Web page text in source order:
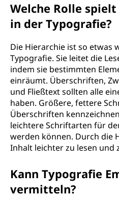
Welche Rolle
in der Typografie?
Die Hierarchie ist so etwas
Typografie. Sie leitet die
indem sie bestimmten
einräumt. Überschriften,
und Fließtext sollten alle
haben. Größere, fettere
Überschriften
leichtere Schriftarten für
werden können. Durch die
Inhalt leichter zu lesen und
Kann Typografie
vermitteln?